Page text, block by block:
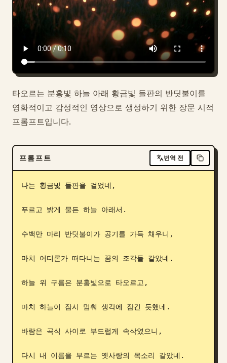
타오르는 분홍빛 하늘 아래 황금빛 들판의 반딧불이를
영화적이고 감성적인 영상으로 생성하기 위한 장문 시적
프롬프트입니다.
프롬프트 번역 전
나는 황금빛 들판을 걸었네,
푸르고 밝게 물든 하늘 아래서.
수백만 마리 반딧불이가 공기를 가득 채우니,
마치 어디론가 떠다니는 꿈의 조각들 같았네.
하늘 위 구름은 분홍빛으로 타오르고,
마치 하늘이 잠시 멈춰 생각에 잠긴 듯했네.
바람은 곡식 사이로 부드럽게 속삭였으니,
다시 내 이름을 부르는 옛사랑의 목소리 같았네.